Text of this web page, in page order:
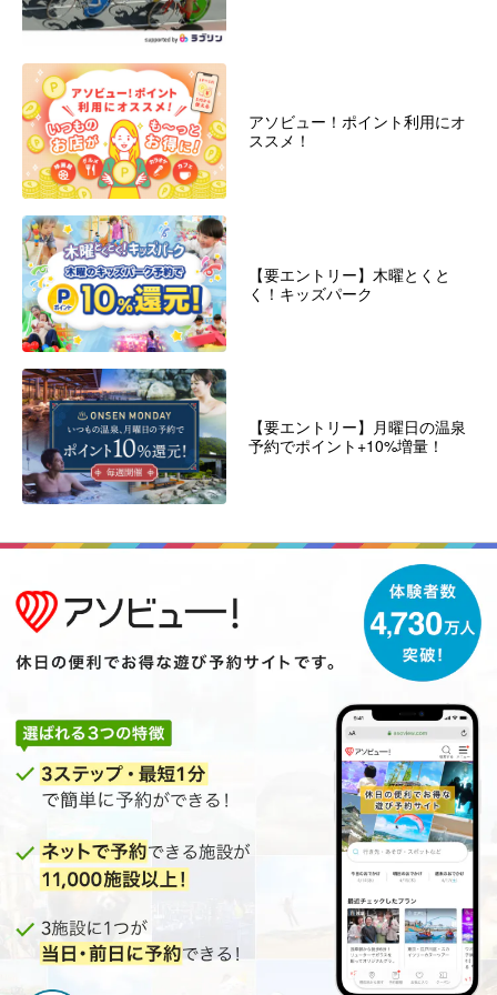
アソビュー！ポイント利用にオ
ススメ！
【要エントリー】木曜とくと
く！キッズパーク
【要エントリー】月曜日の温泉
予約でポイント+10%増量！